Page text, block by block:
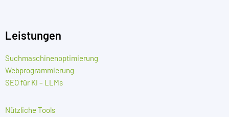
Leistungen
Suchmaschinenoptimierung
Webprogrammierung
SEO für KI – LLMs
Nützliche Tools